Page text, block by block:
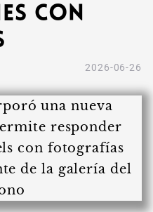
con
2026-06-26